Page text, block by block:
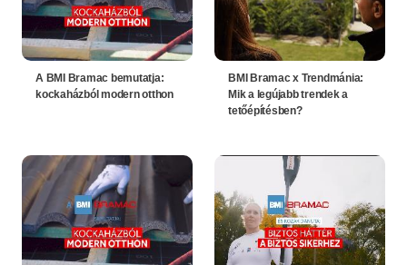
A BMI Bramac bemutatja:
kockaházból modern otthon
BMI Bramac x Trendmánia:
Mik a legújabb trendek a
tetőépítésben?